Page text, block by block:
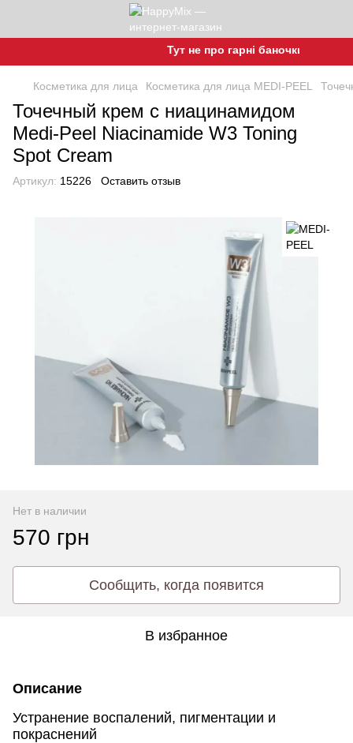
Тут не про гарні баночки, а про
Косметика для лица Косметика для лица MEDI-PEEL
Точечный крем с ниацинамидом
Medi-Peel Niacinamide W3 Toning
Spot Cream
Артикул: 15226 Оставить отзыв
Нет в наличии
570 грн
Сообщить, когда появится
В избранное
Описание
Устранение воспалений, пигментации и
покраснений